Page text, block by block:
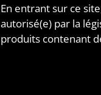
En entrant sur ce
autorisé(e) par la
produits contenant